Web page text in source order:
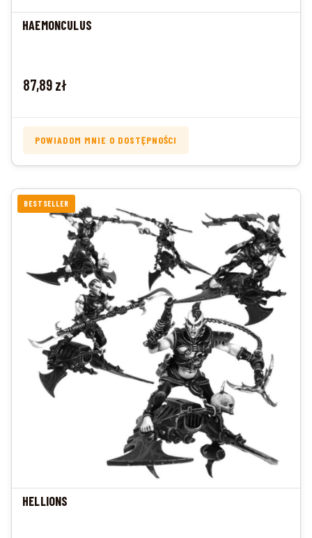
HAEMONCULUS
Cena
87,89 zł
POWIADOM MNIE O DOSTĘPNOŚCI
BESTSELLER
HELLIONS